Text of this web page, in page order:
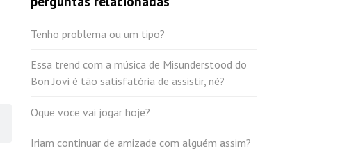
Tenho problema ou um tipo?
Essa trend com a música de Misunderstood do
Bon Jovi é tão satisfatória de assistir, né?
Oque voce vai jogar hoje?
Iriam continuar de amizade com alguém assim?